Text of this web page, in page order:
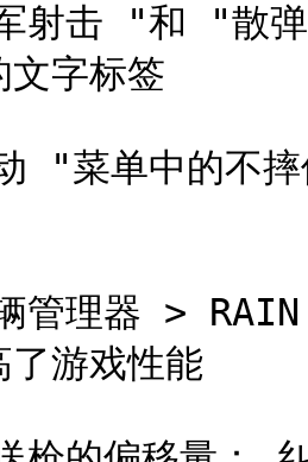
射击 "和 "散弹
文字标签
"菜单中的不摔
管理器 >
了游戏性能